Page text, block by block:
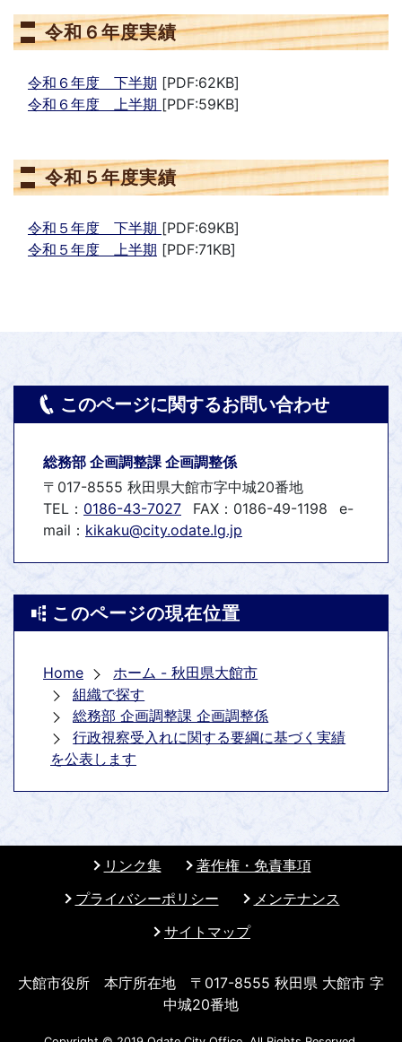
令和６年度実績
令和６年度 下半期 [PDF:62KB]
令和６年度 上半期 [PDF:59KB]
令和５年度実績
令和５年度 下半期 [PDF:69KB]
令和５年度 上半期 [PDF:71KB]
このページに関するお問い合わせ
総務部 企画調整課 企画調整係
〒017-8555 秋田県大館市字中城20番地
TEL： 0186-43-7027 FAX：0186-49-1198
e-
mail： kikaku@city.odate.lg.jp
このページの現在位置
Home
ホーム - 秋田県大館市
組織で探す
総務部 企画調整課 企画調整係
行政視察受入れに関する要綱に基づく実績
を公表します
リンク集
著作権・免責事項
プライバシーポリシー
メンテナンス
サイトマップ
大館市役所 本庁所在地 〒017-8555 秋田県 大館市 字
中城20番地